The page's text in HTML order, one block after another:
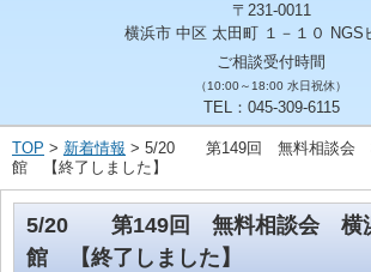
〒231-0011
横浜市 中区 太田町 １－１０ NGS
ご相談受付時間
（10:00～18:00 水日祝休）
TEL：045-309-6115
TOP > 新着情報 > 5/20 第149回 無料相談会
館 【終了しました】
5/20 第149回 無料相談会 横浜
館 【終了しました】